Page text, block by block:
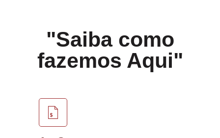
"Saiba como
fazemos Aqui"